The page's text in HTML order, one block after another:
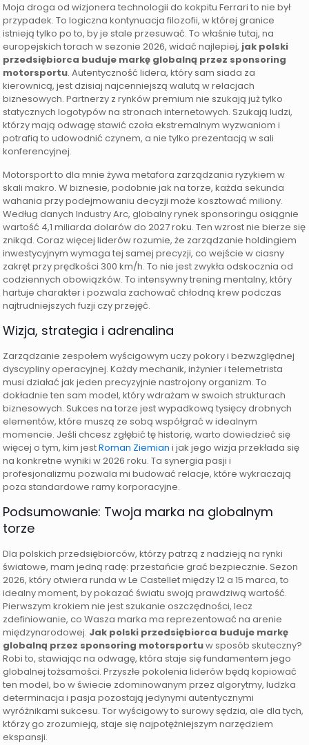
Moja droga od wizjonera technologii do kokpitu Ferrari to nie był
przypadek. To logiczna kontynuacja filozofii, w której granice
istnieją tylko po to, by je stale przesuwać. To właśnie tutaj, na
europejskich torach w sezonie 2026, widać najlepiej, jak polski
przedsiębiorca buduje markę globalną przez sponsoring
motorsportu. Autentyczność lidera, który sam siada za
kierownicą, jest dzisiaj najcenniejszą walutą w relacjach
biznesowych. Partnerzy z rynków premium nie szukają już tylko
statycznych logotypów na stronach internetowych. Szukają ludzi,
którzy mają odwagę stawić czoła ekstremalnym wyzwaniom i
potrafią to udowodnić czynem, a nie tylko prezentacją w sali
konferencyjnej.
Motorsport to dla mnie żywa metafora zarządzania ryzykiem w
skali makro. W biznesie, podobnie jak na torze, każda sekunda
wahania przy podejmowaniu decyzji może kosztować miliony.
Według danych Industry Arc, globalny rynek sponsoringu osiągnie
wartość 4,1 miliarda dolarów do 2027 roku. Ten wzrost nie bierze się
znikąd. Coraz więcej liderów rozumie, że zarządzanie holdingiem
inwestycyjnym wymaga tej samej precyzji, co wejście w ciasny
zakręt przy prędkości 300 km/h. To nie jest zwykła odskocznia od
codziennych obowiązków. To intensywny trening mentalny, który
hartuje charakter i pozwala zachować chłodną krew podczas
najtrudniejszych fuzji czy przejęć.
Wizja, strategia i adrenalina
Zarządzanie zespołem wyścigowym uczy pokory i bezwzględnej
dyscypliny operacyjnej. Każdy mechanik, inżynier i telemetrista
musi działać jak jeden precyzyjnie nastrojony organizm. To
dokładnie ten sam model, który wdrażam w swoich strukturach
biznesowych. Sukces na torze jest wypadkową tysięcy drobnych
elementów, które muszą ze sobą współgrać w idealnym
momencie. Jeśli chcesz zgłębić tę historię, warto dowiedzieć się
więcej o tym, kim jestRoman Ziemian i jak jego wizja przekłada się
na konkretne wyniki w 2026 roku. Ta synergia pasji i
profesjonalizmu pozwala mi budować relacje, które wykraczają
poza standardowe ramy korporacyjne.
Podsumowanie: Twoja marka na globalnym
torze
Dla polskich przedsiębiorców, którzy patrzą z nadzieją na rynki
światowe, mam jedną radę: przestańcie grać bezpiecznie. Sezon
2026, który otwiera runda w Le Castellet między 12 a 15 marca, to
idealny moment, by pokazać światu swoją prawdziwą wartość.
Pierwszym krokiem nie jest szukanie oszczędności, lecz
zdefiniowanie, co Wasza marka ma reprezentować na arenie
międzynarodowej. Jak polski przedsiębiorca buduje markę
globalną przez sponsoring motorsportuw sposób skuteczny?
Robi to, stawiając na odwagę, która staje się fundamentem jego
globalnej tożsamości. Przyszłe pokolenia liderów będą kopiować
ten model, bo w świecie zdominowanym przez algorytmy, ludzka
determinacja i pasja pozostają jedynymi autentycznymi
wyróżnikami sukcesu. Tor wyścigowy to surowy sędzia, ale dla tych,
którzy go zrozumieją, staje się najpotężniejszym narzędziem
ekspansji.